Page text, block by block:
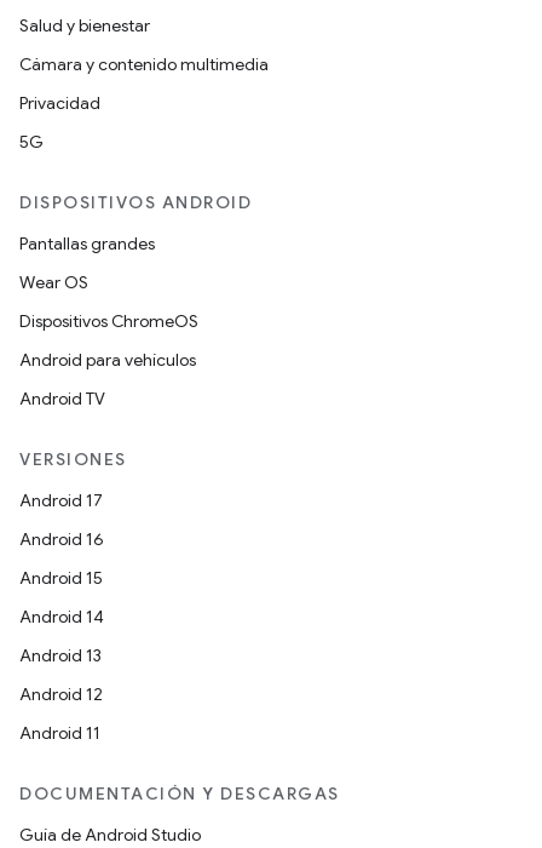
Salud y bienestar
Cámara y contenido multimedia
Privacidad
5G
DISPOSITIVOS ANDROID
Pantallas grandes
Wear OS
Dispositivos ChromeOS
Android para vehículos
Android TV
VERSIONES
Android 17
Android 16
Android 15
Android 14
Android 13
Android 12
Android 11
DOCUMENTACIÓN Y DESCARGAS
Guía de Android Studio